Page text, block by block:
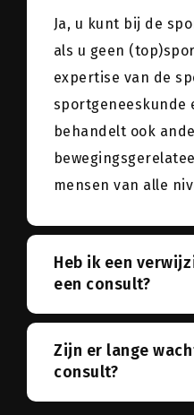
Ja, u kunt bij de
als u geen
expertise van de
sportgeneeskunde
behandelt ook
mensen van alle
Heb ik een
een consult?
Zijn er lange
consult?